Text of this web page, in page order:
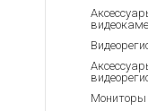
Мониторы